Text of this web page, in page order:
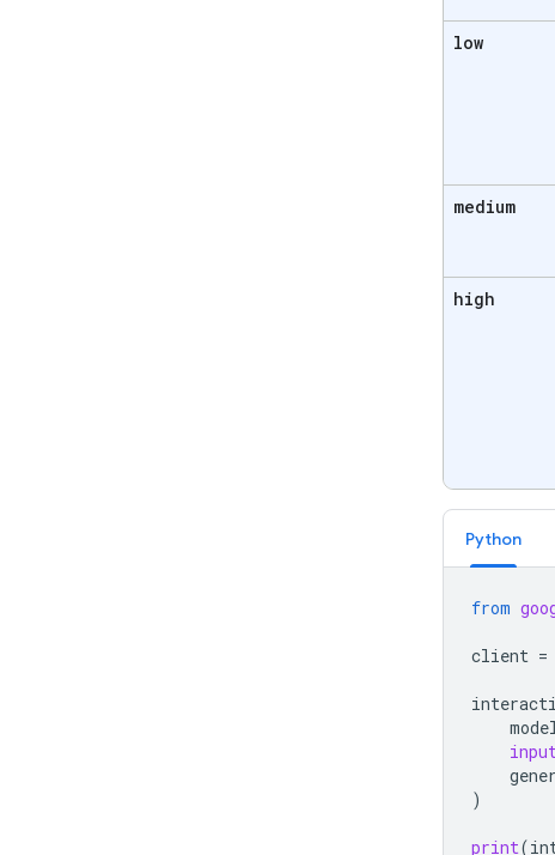
low
medium
high
Python
from
client =
)
print(